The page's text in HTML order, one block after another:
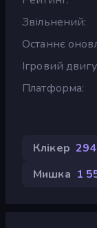
Звільнений
Останнє
Ігровий
Платформа
Клікер 294
Мишка 1